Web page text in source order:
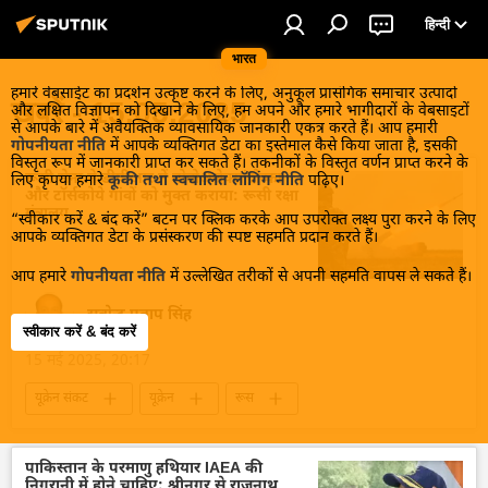
भारत
हिन्दी
हमारे वेबसाईट का प्रदर्शन उत्कृष्ट करने के लिए, अनुकूल प्रासंगिक समाचार उत्पादों
और लक्षित विज्ञापन को दिखाने के लिए, हम अपने और हमारे भागीदारों के वेबसाइटों
से आपके बारे में अवैयक्तिक व्यावसायिक जानकारी एकत्र करते हैं। आप हमारी
गोपनीयता नीति में आपके व्यक्तिगत डेटा का इस्तेमाल कैसे किया जाता है, इसकी
विस्तृत रूप में जानकारी प्राप्त कर सकते हैं। तकनीकों के विस्तृत वर्णन प्राप्त करने के
लिए कृपया हमारे कूकी तथा स्वचालित लॉगिंग नीति पढ़िए।
“स्वीकार करें & बंद करें” बटन पर क्लिक करके आप उपरोक्त लक्ष्य पुरा करने के लिए
आपके व्यक्तिगत डेटा के प्रसंस्करण की स्पष्ट सहमति प्रदान करते हैं।
आप हमारे गोपनीयता नीति में उल्लेखित तरीकों से अपनी सहमति वापस ले सकते हैं।
स्वीकार करें & बंद करें
खबरें - 15.05.2025
रूसी सेना ने डीपीआर में नोवोअलेक्सांद्रोव्का
और टॉर्सकोये गांवों को मुक्त कराया: रूसी रक्षा
मंत्रालय
सत्येन्द्र प्रताप सिंह
यूक्रेन संकट यूक्रेन
रूस
डोनेट्स्क पीपुल्स रिपब्लिक
सुरक्षा बल
पाकिस्तान के परमाणु हथियार IAEA की